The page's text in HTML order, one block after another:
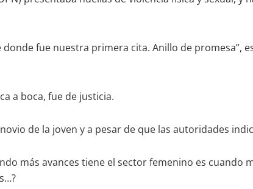
fue nuestra primera cita. Anillo de promesa”,
a boca, fue de justicia.
de la joven y a pesar de que las autoridades
más avances tiene el sector femenino es cuando